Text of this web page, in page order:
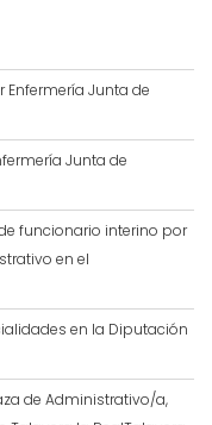
Junta de
Junta de
funcionario interino por
en el
en la Diputación
de Administrativo/a,